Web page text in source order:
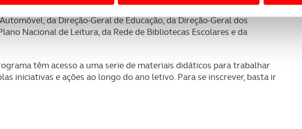
cookies para melhorar a sua experiência digital, personalizar conteúdos e
de redes sociais, bem como para analisar dados de navegação no nosso
partilhamos informação, relativa à sua utilização do nosso site de
que as transferências internacionais de dados pessoais serão realizadas
tem o apoio institucional do Ministério da Administração Interna
da Direção-Geral de Educação, da Direção-Geral dos
Nacional de Leitura, da Rede de Bibliotecas Escolares e da
têm acesso a uma serie de materiais didáticos para trabalhar
iniciativas e ações ao longo do ano letivo. Para se inscrever, basta ir